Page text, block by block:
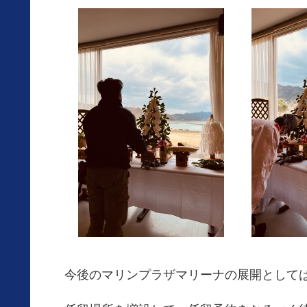
今後のマリンプラザマリーナの展開として